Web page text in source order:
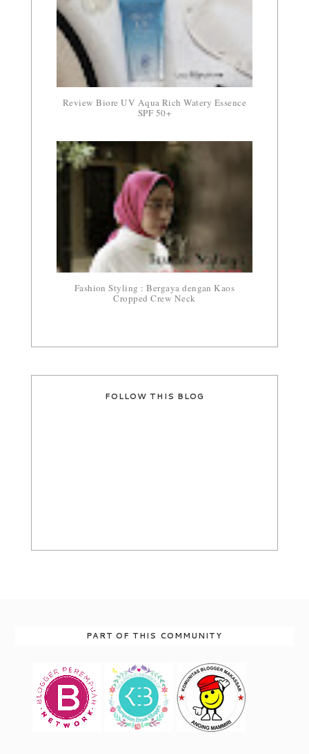
Review Biore UV Aqua Rich Watery Essence
SPF 50+
Fashion Styling : Bergaya dengan Kaos
Cropped Crew Neck
FOLLOW THIS BLOG
PART OF THIS COMMUNITY